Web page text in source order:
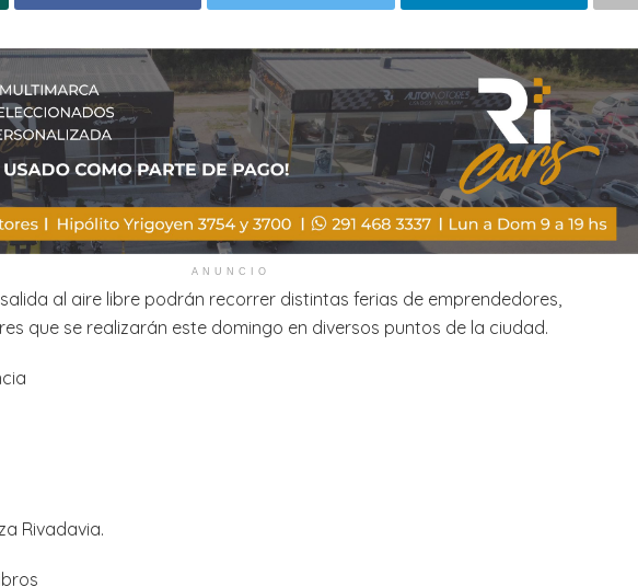
ANUNCIO
al aire libre podrán recorrer distintas ferias de emprendedores,
que se realizarán este domingo en diversos puntos de la ciudad.
Rivadavia.